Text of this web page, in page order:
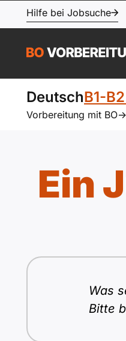
Hilfe bei Jobsuche
DeutschB1-
Vorbereitung mit BO->
Ein
Was
Bitte